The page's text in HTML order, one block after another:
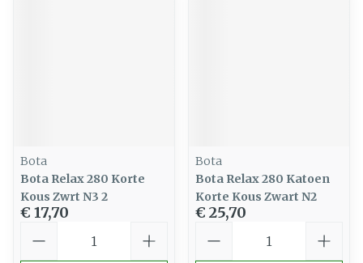
Bota
Bota Relax 280 Korte
Kous Zwrt N3 2
€ 17,70
Bota
Bota Relax 280 Katoen
Korte Kous Zwart N2
€ 25,70